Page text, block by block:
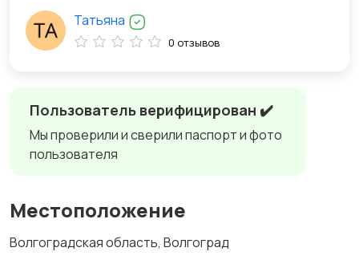
Пользователь верифицирован ✔️
Мы проверили и сверили паспорт и фото
пользователя
Местоположение
Волгоградская область, Волгоград
Татьяна
0 отзывов